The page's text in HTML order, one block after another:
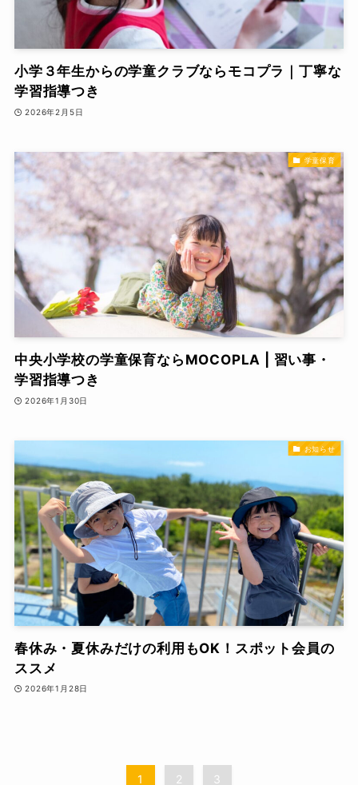
小学３年生からの学童クラブならモコプラ｜丁寧な
学習指導つき
2026年2月5日
学童保育
中央小学校の学童保育ならMOCOPLA | 習い事・
学習指導つき
2026年1月30日
お知らせ
春休み・夏休みだけの利用もOK！スポット会員の
ススメ
2026年1月28日
1 2 3